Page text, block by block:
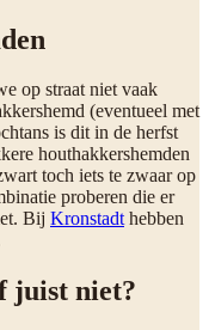
op straat niet vaak
(eventueel met
is dit in de herfst
houthakkershemden
toch iets te zwaar op
proberen die er
Bij Kronstadthebben
juist niet?